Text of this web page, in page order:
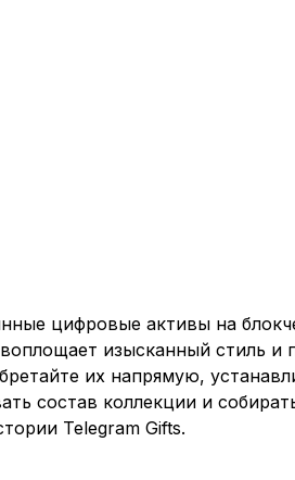
цифровые активы на
изысканный стиль
их напрямую,
состав коллекции и
Telegram Gifts.